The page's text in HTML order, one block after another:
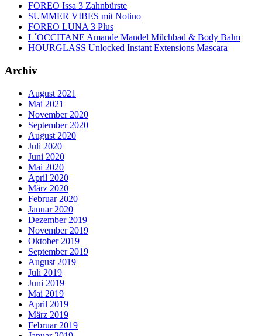
FOREO Issa 3 Zahnbürste
SUMMER VIBES mit Notino
FOREO LUNA 3 Plus
L´OCCITANE Amande Mandel Milchbad & Body Balm
HOURGLASS Unlocked Instant Extensions Mascara
Archiv
August 2021
Mai 2021
November 2020
September 2020
August 2020
Juli 2020
Juni 2020
Mai 2020
April 2020
März 2020
Februar 2020
Januar 2020
Dezember 2019
November 2019
Oktober 2019
September 2019
August 2019
Juli 2019
Juni 2019
Mai 2019
April 2019
März 2019
Februar 2019